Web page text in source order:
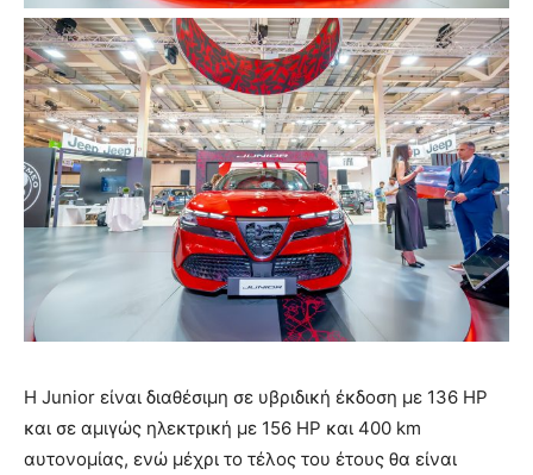
Η Junior είναι διαθέσιμη σε υβριδική έκδοση με 136 HP
και σε αμιγώς ηλεκτρική με 156 HP και 400 km
αυτονομίας, ενώ μέχρι το τέλος του έτους θα είναι